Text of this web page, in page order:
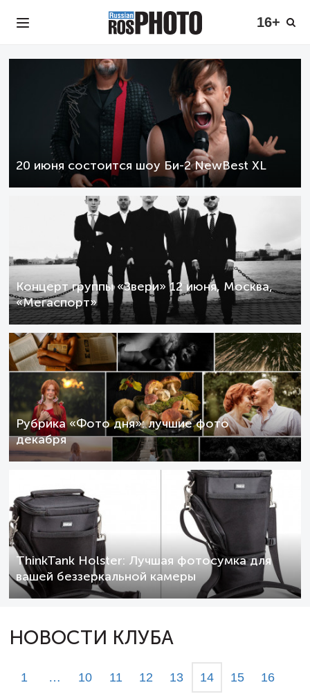
16+
20 июня состоится шоу Би-2 NewBest XL
Концерт группы «Звери» 12 июня, Москва,
«Мегаспорт»
Рубрика «Фото дня»: лучшие фото
декабря
ThinkTank Holster: Лучшая фотосумка для
вашей беззеркальной камеры
НОВОСТИ КЛУБА
1 … 10 11 12 13 14 15 16